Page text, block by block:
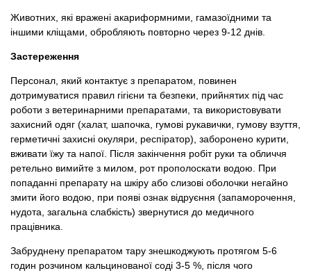
Животних, які вражені акариформними, гамазоїдними та
іншими кліщами, обробляють повторно через 9-12 днів.
Застереження
Персонал, який контактує з препаратом, повинен
дотримуватися правил гігієни та безпеки, прийнятих під час
роботи з ветеринарними препаратами, та використовувати
захисний одяг (халат, шапочка, гумові рукавички, гумову взуття,
герметичні захисні окуляри, респіратор), заборонено курити,
вживати їжу та напої. Після закінчення робіт руки та обличчя
ретельно вимийте з милом, рот прополоскати водою. При
попаданні препарату на шкіру або слизові оболочки негайно
змити його водою, при появі ознак відруєння (запаморочення,
нудота, загальна слабкість) звернутися до медичного
працівника.
Забруднену препаратом тару знешкоджують протягом 5-6
годин розчином кальцинованої соді 3-5 %, після чого